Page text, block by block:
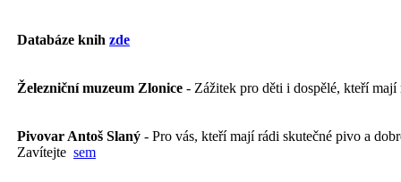
Databáze knih zde
Železniční muzeum Zlonice - Zážitek pro děti i dospělé, kteří
Pivovar Antoš Slaný - Pro vás, kteří mají rádi skutečné pivo a
Zavítejte sem